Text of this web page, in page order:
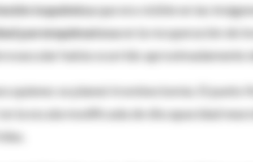
isquémicaque era visible en las
parenquimatosaen la recuperación de
había ocurrido aproximadamente
quienes se planeó trombectomía. El punto
la escala modificada de discapacidad